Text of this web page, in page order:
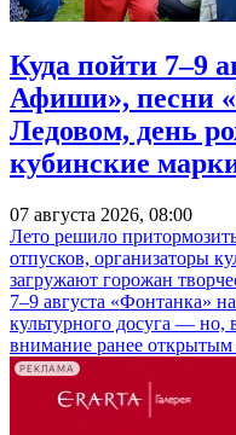
Куда пойти 7–9
Афиши», песни
Ледовом, день
кубинские
07 августа 2026, 08:00
Лето решило
отпусков, организаторы
загружают горожан
7–9 августа «Фонтанка»
культурного досуга — но,
внимание ранее
РЕКЛАМА